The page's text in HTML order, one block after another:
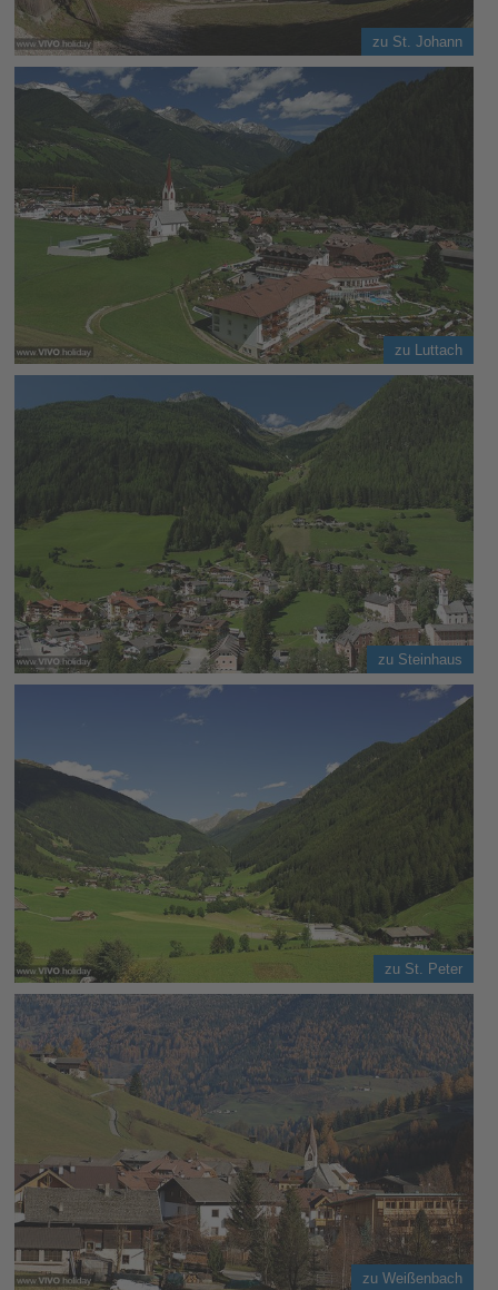
zu St. Johann
zu Luttach
zu Steinhaus
zu St. Peter
zu Weißenbach